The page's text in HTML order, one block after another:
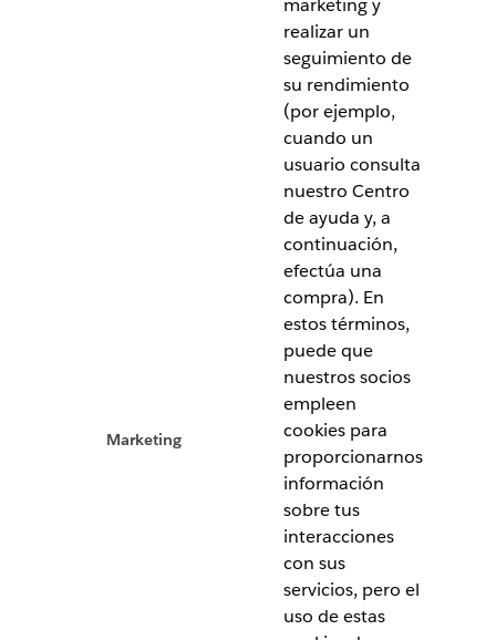
Marketing
realizar un
seguimiento de
su rendimiento
(por ejemplo,
cuando un
usuario consulta
nuestro Centro
de ayuda y, a
continuación,
efectúa una
compra). En
estos términos,
puede que
nuestros socios
empleen
cookies para
proporcionarnos
información
sobre tus
interacciones
con sus
servicios, pero el
uso de estas